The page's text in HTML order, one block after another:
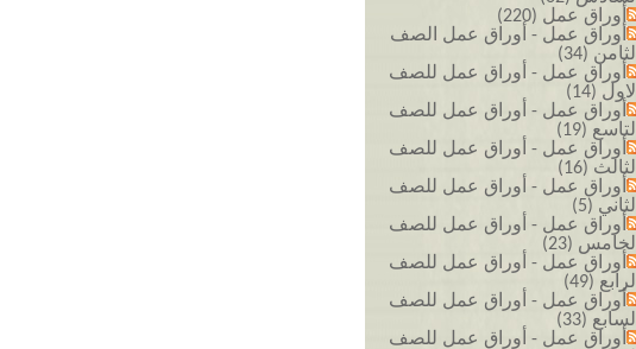
أوراق عمل (220)
أوراق عمل - أوراق عمل الصف
الثامن (34)
أوراق عمل - أوراق عمل للصف
الاول (14)
أوراق عمل - أوراق عمل للصف
التاسع (19)
أوراق عمل - أوراق عمل للصف
الثالث (16)
أوراق عمل - أوراق عمل للصف
الثاني (5)
أوراق عمل - أوراق عمل للصف
الخامس (23)
أوراق عمل - أوراق عمل للصف
الرابع (49)
أوراق عمل - أوراق عمل للصف
السابع (33)
أوراق عمل - أوراق عمل للصف